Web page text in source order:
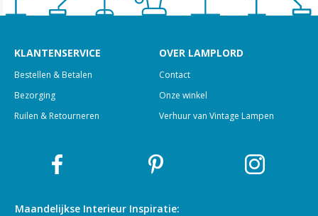
KLANTENSERVICE
Bestellen & Betalen
Bezorging
Ruilen & Retourneren
OVER LAMPLORD
Contact
Onze winkel
Verhuur van Vintage Lampen
Maandelijkse Interieur Inspiratie: